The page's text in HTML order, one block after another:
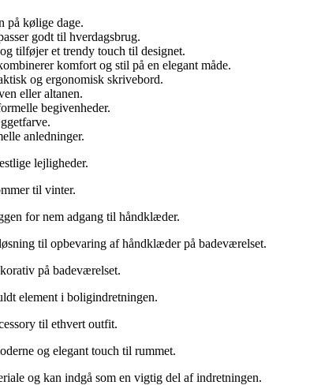
på kølige dage.
godt til hverdagsbrug.
tilføjer et trendy touch til designet.
komfort og stil på en elegant måde.
og ergonomisk skrivebord.
eller altanen.
begivenheder.
anledninger.
lejligheder.
til vinter.
for nem adgang til håndklæder.
til opbevaring af håndklæder på badeværelset.
på badeværelset.
element i boligindretningen.
til ethvert outfit.
og elegant touch til rummet.
og kan indgå som en vigtig del af indretningen.